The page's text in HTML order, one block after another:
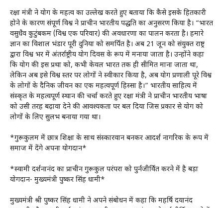
रक्षा मंत्री ने योग के महत्व का उल्लेख करते हुए बताया कि कैसे इसके हितकारी
होने के कारण संपूर्ण विश्व ने प्राचीन भारतीय पद्धति का अनुसरण किया है। “भारत
वसुधैव कुटुंबकम (विश्व एक परिवार) की अवधारणा का पालन करता है। हमारे
ज्ञान का विशाल भंडार पूरी दुनिया को समर्पित है। अब 21 जून को संयुक्त राष्ट्र
द्वारा विश्व भर में अंतर्राष्ट्रीय योग दिवस के रूप में मनाया जाता है। उन्होंने कहा
कि योग की इस प्रथा को, कभी केवल भारत तक ही सीमित माना जाता था,
लेकिन अब इसे विश्व स्तर पर लोगों ने स्वीकार किया है, अब योग प्रणाली पूरे विश्व
के लोगों के दैनिक जीवन का एक महत्वपूर्ण हिस्सा है।” भारतीय साहित्य में
संस्कृत के महत्वपूर्ण स्थान की चर्चा करते हुए रक्षा मंत्री ने प्राचीन भारतीय भाषा
को उसी तरह बढ़ावा देने की आवश्यकता पर बल दिया जिस प्रकार से योग को
लोगों के लिए सुलभ बनाया गया था।
*गुरूकुलम में छात्र शिक्षा के साथ संस्कारवान बनकर आदर्श नागरिक के रूप में
समाज में देंगे अपना योगदान*
*स्वामी दर्शनानंद का प्राचीन गुरूकुल परंपरा को पुर्नजीर्वित करने में है बड़ा
योगदान- मुख्यमंत्री पुष्कर सिंह धामी*
मुख्यमंत्री श्री पुष्कर सिंह धामी ने अपने संबोधन में कहा कि महर्षि दयानंद